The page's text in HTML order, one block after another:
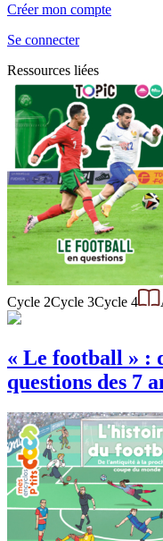
Créer mon compte
Se connecter
Ressources liées
Cycle 2Cycle 3Cycle 4
« Le football » :
questions des 7